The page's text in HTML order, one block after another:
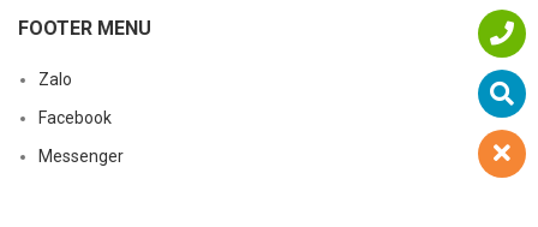
FOOTER MENU
Zalo
Facebook
Messenger